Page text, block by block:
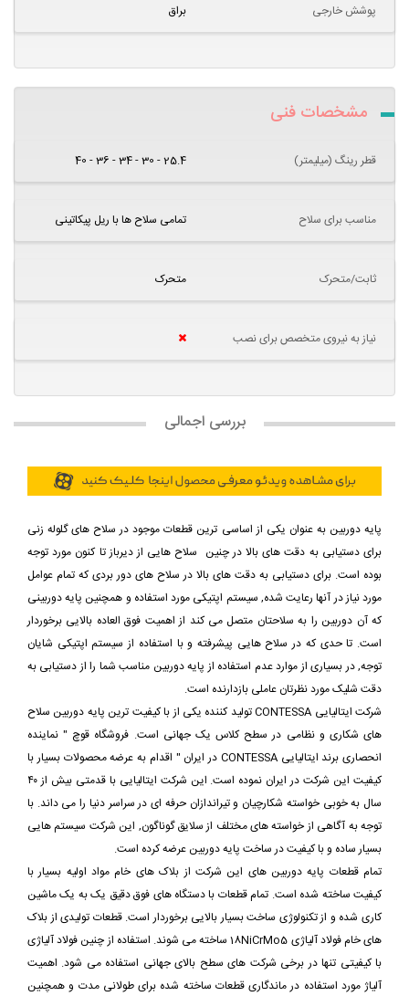
پوشش خارجی براق
مشخصات فنی
قطر رینگ (میلیمتر) 25.4 - 30 - 34 - 36 - 40
مناسب برای سلاح تمامی سلاح ها با ریل پیکاتینی
ثابت/متحرک متحرک
نیاز به نیروی متخصص برای نصب
بررسی اجمالی
پایه دوربین به عنوان یکی از اساسی ترین قطعات موجود در سلاح های گلوله زنی
برای دستیابی به دقت های بالا در چنین سلاح هایی از دیرباز تا کنون مورد توجه
بوده است. برای دستیابی به دقت های بالا در سلاح های دور بردی که تمام عوامل
مورد نیاز در آنها رعایت شده, سیستم اپتیکی مورد استفاده و همچنین پایه دوربینی
که آن دوربین را به سلاحتان متصل می کند از اهمیت فوق العاده بالایی برخوردار
است. تا حدی که در سلاح هایی پیشرفته و با استفاده از سیستم اپتیکی شایان
توجه, در بسیاری از موارد عدم استفاده از پایه دوربین مناسب شما را از دستیابی به
دقت شلیک مورد نظرتان عاملی بازدارنده است.
شرکت ایتالیایی CONTESSA تولید کننده یکی از با کیفیت ترین پایه دوربین سلاح
های شکاری و نظامی در سطح کلاس یک جهانی است. فروشگاه قوچ " نماینده
انحصاری برند ایتالیایی CONTESSA در ایران " اقدام به عرضه محصولات بسیار با
کیفیت این شرکت در ایران نموده است. این شرکت ایتالیایی با قدمتی بیش از ۴۰
سال به خوبی خواسته شکارچیان و تیراندازان حرفه ای در سراسر دنیا را می داند. با
توجه به آگاهی از خواسته های مختلف از سلایق گوناگون, این شرکت سیستم هایی
بسیار ساده و با کیفیت در ساخت پایه دوربین عرضه کرده است.
تمام قطعات پایه دوربین های این شرکت از بلاک های خام مواد اولیه بسیار با
کیفیت ساخته شده است. تمام قطعات با دستگاه های فوق دقیق یک به یک ماشین
کاری شده و از تکنولوژی ساخت بسیار بالایی برخوردار است. قطعات تولیدی از بلاک
های خام فولاد آلیاژی 18NiCrMo5 ساخته می شوند. استفاده از چنین فولاد آلیاژی
با کیفیتی تنها در برخی شرکت های سطح بالای جهانی استفاده می شود. اهمیت
آلیاژ مورد استفاده در ماندگاری قطعات ساخته شده برای طولانی مدت و همچنین